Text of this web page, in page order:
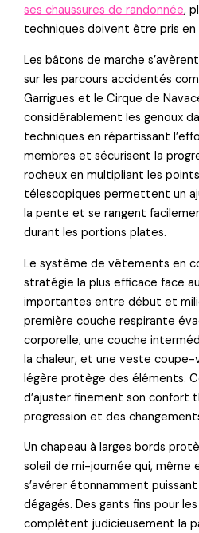
ses chaussures de randonnée,
techniques doivent être pris
Les bâtons de marche
sur les parcours accidentés
Garrigues et le Cirque de
considérablement les genoux
techniques en répartissant
membres et sécurisent la
rocheux en multipliant les
télescopiques permettent un
la pente et se rangent
durant les portions plates.
Le système de vêtements en
stratégie la plus efficace face
importantes entre début et
première couche respirante
corporelle, une couche
la chaleur, et une veste
légère protège des éléments.
d’ajuster finement son confort
progression et des
Un chapeau à larges bords
soleil de mi-journée qui, même
s’avérer étonnamment
dégagés. Des gants fins pour
complètent judicieusement la